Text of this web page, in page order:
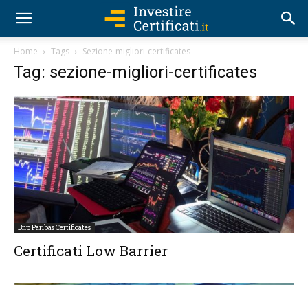
Home Tags Sezione-migliori-certificates
Tag: sezione-migliori-certificates
Bnp Paribas Certificates
Certificati Low Barrier